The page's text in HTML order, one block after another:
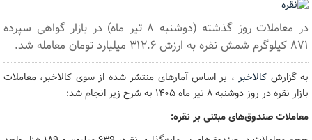
در معاملات روز گذشته (دوشنبه ۸ تیر ماه) در بازار گواهی سپرده
۸۷۱ کیلوگرم شمش نقره به ارزش ۳۱۲.۶ میلیارد تومان معامله شد.
به گزارش کالاخبر، بر اساس آمارهای منتشر شده از سوی کالاخبر، معاملات
بازار نقره در روز دوشنبه ۸ تیر ماه ۱۴۰۵ به شرح زیر انجام شد:
معاملات صندوق‌های مبتنی بر نقره: